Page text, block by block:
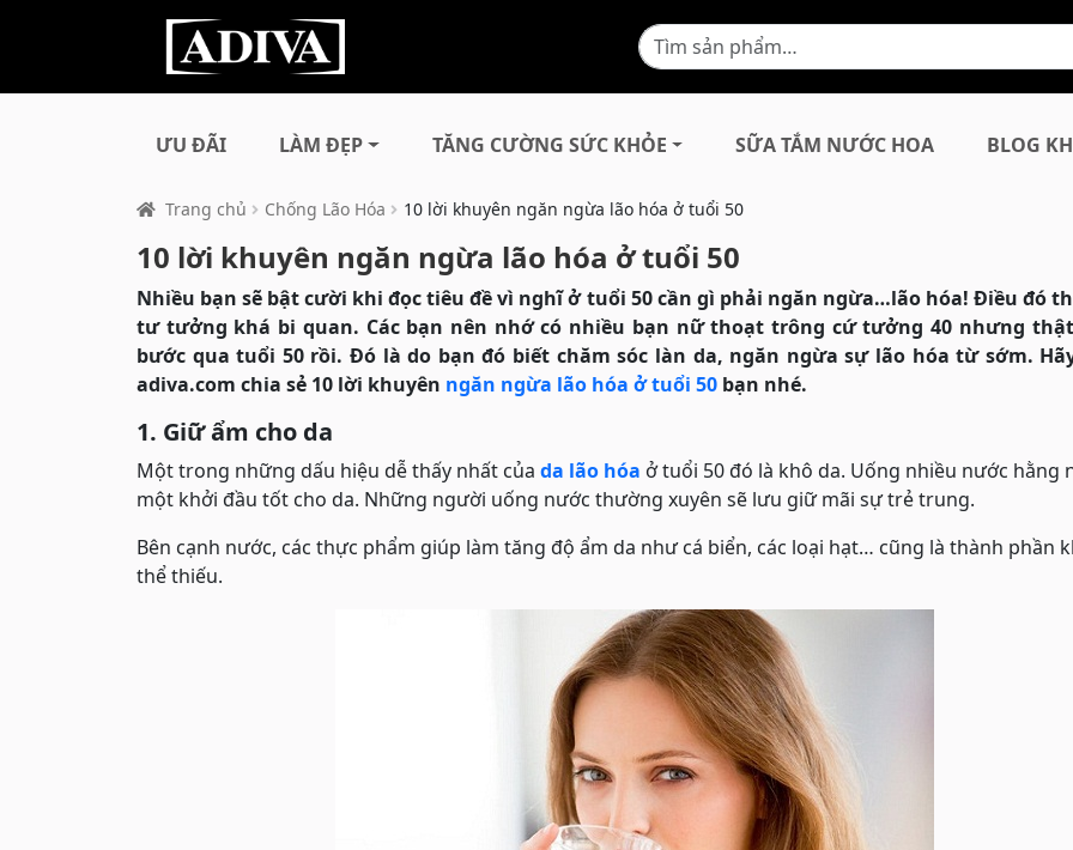
ƯU ĐÃI LÀM ĐẸP TĂNG CƯỜNG SỨC KHỎE SỮA TẮM NƯỚC HOA BLOG
Trang chủ Chống Lão Hóa 10 lời khuyên ngăn ngừa lão hóa ở tuổi 50
10 lời khuyên ngăn ngừa lão hóa ở tuổi 50
Nhiều bạn sẽ bật cười khi đọc tiêu đề vì nghĩ ở tuổi 50 cần gì phải ngăn ngừa…lão hóa! Điều đó
tư tưởng khá bi quan. Các bạn nên nhớ có nhiều bạn nữ thoạt trông cứ tưởng 40 nhưng
bước qua tuổi 50 rồi. Đó là do bạn đó biết chăm sóc làn da, ngăn ngừa sự lão hóa từ sớm.
adiva.com chia sẻ 10 lời khuyên ngăn ngừa lão hóa ở tuổi 50 bạn nhé.
1. Giữ ẩm cho da
Một trong những dấu hiệu dễ thấy nhất của da lão hóa ở tuổi 50 đó là khô da. Uống nhiều nước hằng
một khởi đầu tốt cho da. Những người uống nước thường xuyên sẽ lưu giữ mãi sự trẻ trung.
Bên cạnh nước, các thực phẩm giúp làm tăng độ ẩm da như cá biển, các loại hạt… cũng là thành phần
thể thiếu.